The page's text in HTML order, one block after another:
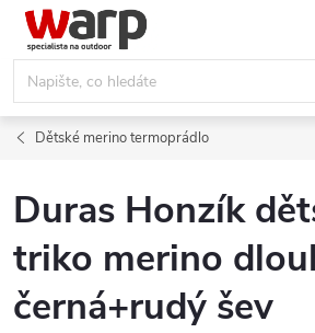
Přejít
obsah
Dětské merino termoprádlo
Duras Honzík
triko merino
černá+rudý šev